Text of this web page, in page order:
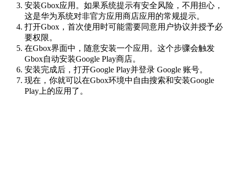
安装Gbox应用。如果系统提示有安全风险，不用担心，
这是华为系统对非官方应用商店应用的常规提示。
打开Gbox，首次使用时可能需要同意用户协议并授予必
要权限。
在Gbox界面中，随意安装一个应用。这个步骤会触发
Gbox自动安装Google Play商店。
安装完成后，打开Google Play并登录 Google 账号。
现在，你就可以在Gbox环境中自由搜索和安装Google
Play上的应用了。